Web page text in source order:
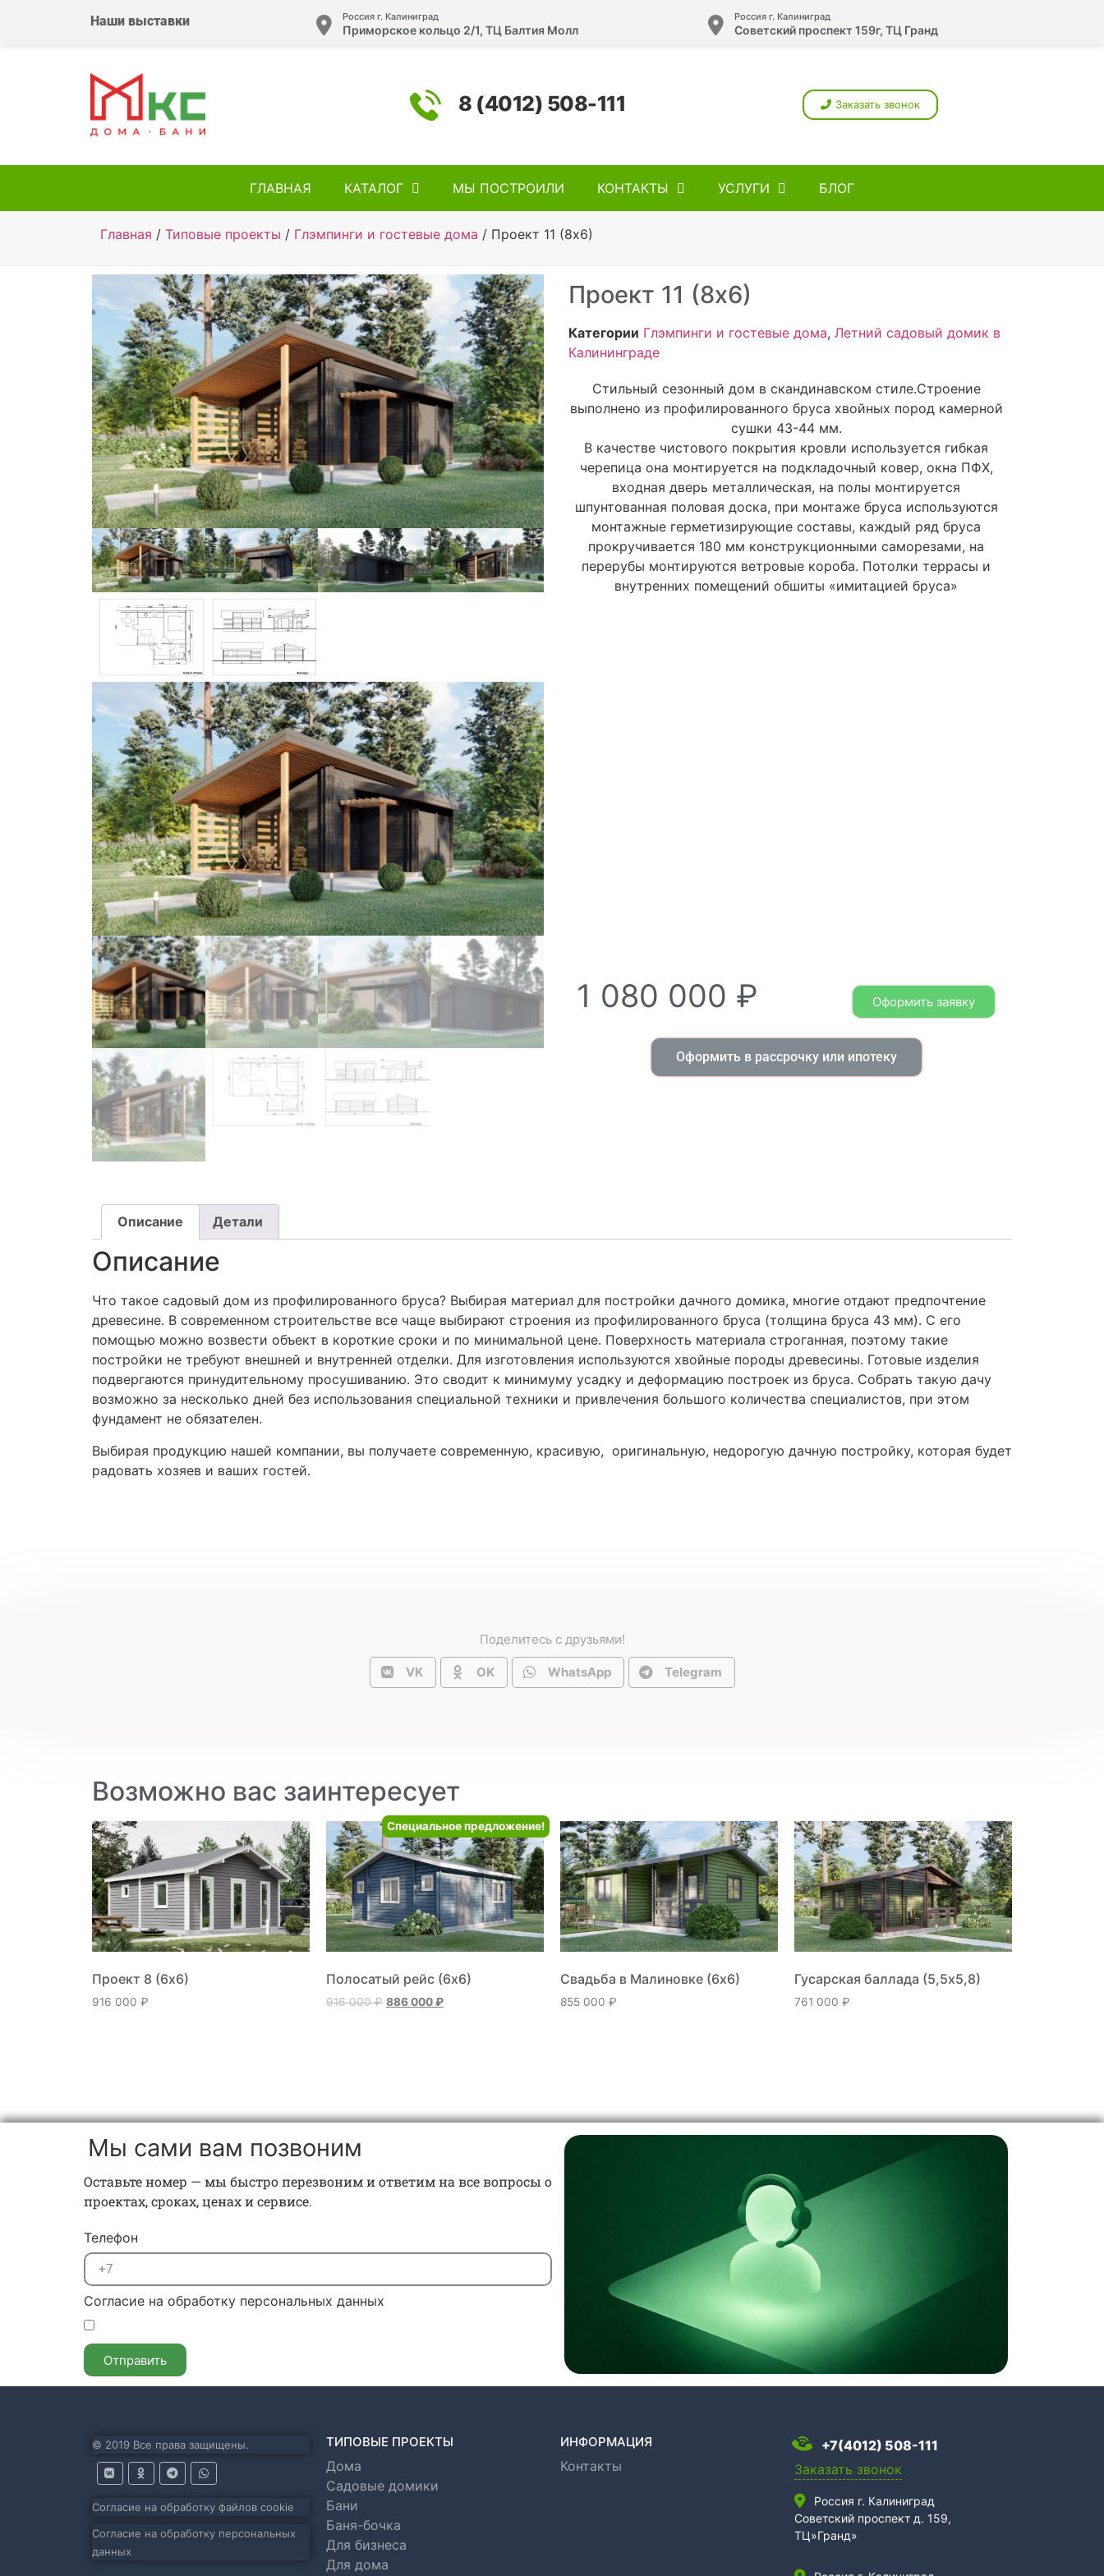
Наши выставки Россия г. Калиниград
Приморское кольцо 2/1, ТЦ Балтия Молл
Россия г. Калиниград
Советский проспект 159г, ТЦ Гранд
8 (4012) 508-111 Заказать звонок
ГЛАВНАЯ КАТАЛОГ МЫ ПОСТРОИЛИ КОНТАКТЫ УСЛУГИ БЛОГ
Главная / Типовые проекты / Глэмпинги и гостевые дома / Проект 11 (8х6)
Проект 11 (8х6)
Категории Глэмпинги и гостевые дома, Летний садовый домик в
Калининграде
Стильный сезонный дом в скандинавском стиле.Строение
выполнено из профилированного бруса хвойных пород камерной
сушки 43-44 мм.
В качестве чистового покрытия кровли используется гибкая
черепица она монтируется на подкладочный ковер, окна ПФХ,
входная дверь металлическая, на полы монтируется
шпунтованная половая доска, при монтаже бруса используются
монтажные герметизирующие составы, каждый ряд бруса
прокручивается 180 мм конструкционными саморезами, на
перерубы монтируются ветровые короба. Потолки террасы и
внутренних помещений обшиты «имитацией бруса»
1 080 000 ₽ Оформить заявку
Оформить в рассрочку или ипотеку
Описание Детали
Описание
Что такое садовый дом из профилированного бруса? Выбирая материал для постройки дачного домика, многие отдают предпочтение
древесине. В современном строительстве все чаще выбирают строения из профилированного бруса (толщина бруса 43 мм). С его
помощью можно возвести объект в короткие сроки и по минимальной цене. Поверхность материала строганная, поэтому такие
постройки не требуют внешней и внутренней отделки. Для изготовления используются хвойные породы древесины. Готовые изделия
подвергаются принудительному просушиванию. Это сводит к минимуму усадку и деформацию построек из бруса. Собрать такую дачу
возможно за несколько дней без использования специальной техники и привлечения большого количества специалистов, при этом
фундамент не обязателен.
Выбирая продукцию нашей компании, вы получаете современную, красивую, оригинальную, недорогую дачную постройку, которая будет
радовать хозяев и ваших гостей.
Поделитесь с друзьями!
VK OK WhatsApp Telegram
Возможно вас заинтересует
Проект 8 (6х6)
916 000 ₽
Специальное предложение!
Полосатый рейс (6х6)
916 000₽ 886 000₽
Свадьба в Малиновке (6х6)
855 000 ₽
Гусарская баллада (5,5х5,8)
761 000 ₽
Мы сами вам позвоним
Оставьте номер — мы быстро перезвоним и ответим на все вопросы о
проектах, сроках, ценах и сервисе.
Телефон
Согласие на обработку персональных данных
Отправить
© 2019 Все права защищены.
Согласие на обработку файлов cookie
Согласие на обработку персональных
данных
ТИПОВЫЕ ПРОЕКТЫ
Дома
Садовые домики
Бани
Баня-бочка
Для бизнеса
Для дома
ИНФОРМАЦИЯ
Контакты
+7(4012) 508-111
Заказать звонок
Россия г. Калиниград
Советский проспект д. 159,
ТЦ»Гранд»